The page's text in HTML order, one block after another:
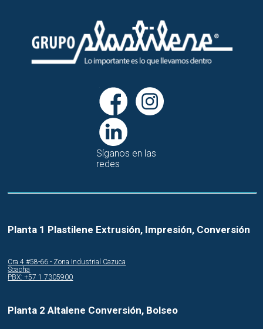
Síganos en las
redes
Planta 1 Plastilene Extrusión, Impresión, Conversión
Cra.4 #58-66 - Zona Industrial Cazuca
Soacha
PBX: +57 1 7305900
Planta 2 Altalene Conversión, Bolseo